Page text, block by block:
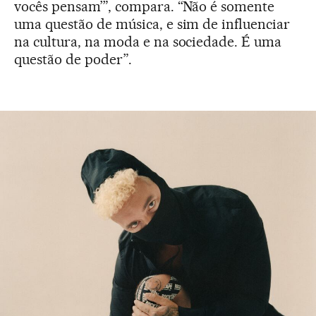
vocês pensam’”, compara. “Não é somente
uma questão de música, e sim de influenciar
na cultura, na moda e na sociedade. É uma
questão de poder”.